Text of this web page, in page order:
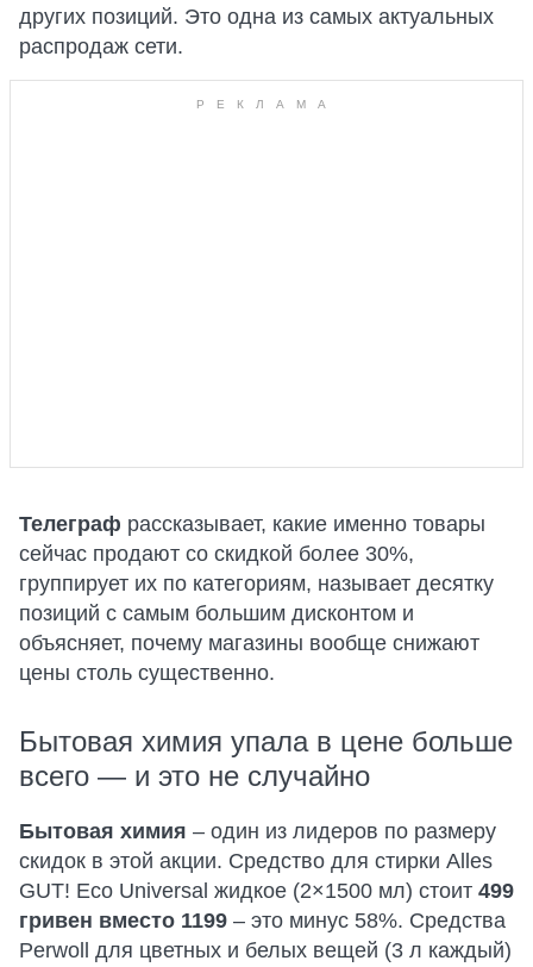
других позиций. Это одна из самых актуальных
распродаж сети.
Телеграф рассказывает, какие именно товары
сейчас продают со скидкой более 30%,
группирует их по категориям, называет десятку
позиций с самым большим дисконтом и
объясняет, почему магазины вообще снижают
цены столь существенно.
Бытовая химия упала в цене больше
всего — и это не случайно
Бытовая химия – один из лидеров по размеру
скидок в этой акции. Средство для стирки Alles
GUT! Eco Universal жидкое (2×1500 мл) стоит 499
гривен вместо 1199 – это минус 58%. Средства
Perwoll для цветных и белых вещей (3 л каждый)